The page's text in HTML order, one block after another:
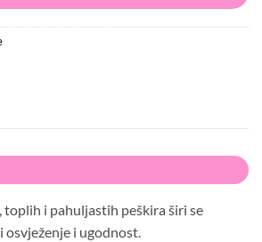
toplih i pahuljastih peškira širi se
i ugodnost.